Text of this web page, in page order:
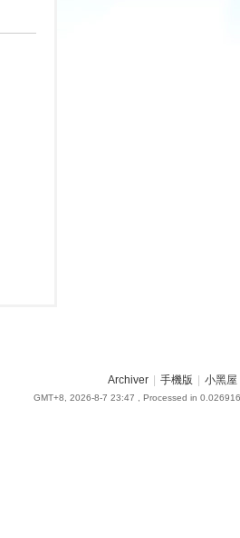
Archiver 手機版 小黑屋
GMT+8, 2026-8-7 23:47 , Processed in